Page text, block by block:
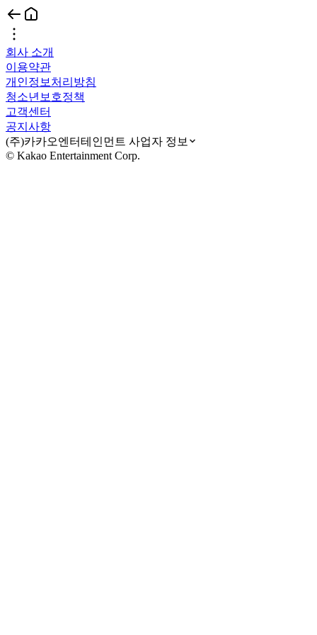
회사 소개
이용약관
개인정보처리방침
청소년보호정책
고객센터
공지사항
(주)카카오엔터테인먼트 사업자 정보
© Kakao Entertainment Corp.